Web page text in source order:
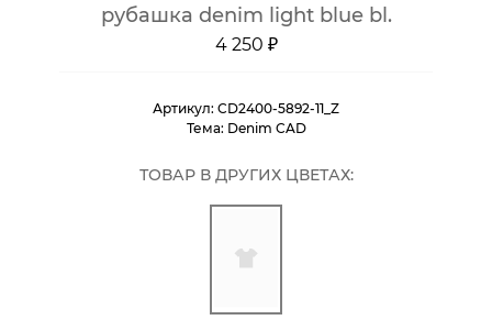
рубашка denim light blue bl.
4 250 ₽
Артикул: CD2400-5892-11_Z
Тема: Denim CAD
ТОВАР В ДРУГИХ ЦВЕТАХ: